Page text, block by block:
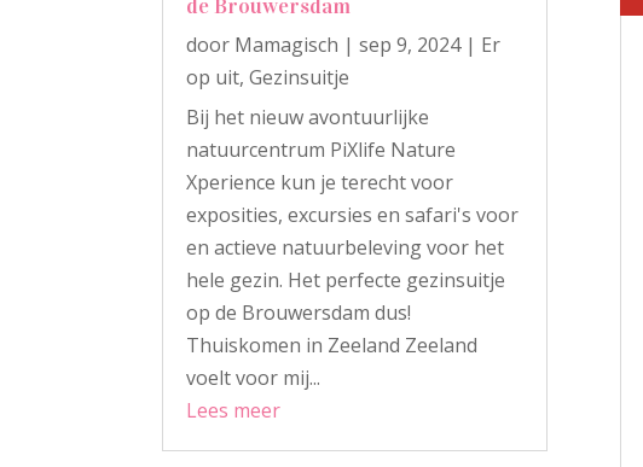
de Brouwersdam
door Mamagisch |sep 9, 2024| Er
op uit,Gezinsuitje
Bij het nieuw avontuurlijke
natuurcentrum PiXlife Nature
Xperience kun je terecht voor
exposities, excursies en safari's voor
en actieve natuurbeleving voor het
hele gezin. Het perfecte gezinsuitje
op de Brouwersdam dus!
Thuiskomen in Zeeland Zeeland
voelt voor mij...
Lees meer